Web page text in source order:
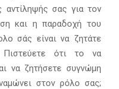
σας για τον
και η παραδοχή του
σάς είναι να ζητάτε
ότι το να
να ζητήσετε συγνώμη
στον ρόλο σας;